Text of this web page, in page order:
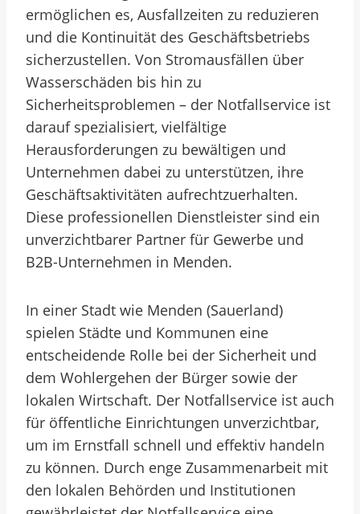
ermöglichen es, Ausfallzeiten zu reduzieren
und die Kontinuität des Geschäftsbetriebs
sicherzustellen. Von Stromausfällen über
Wasserschäden bis hin zu
Sicherheitsproblemen – der Notfallservice ist
darauf spezialisiert, vielfältige
Herausforderungen zu bewältigen und
Unternehmen dabei zu unterstützen, ihre
Geschäftsaktivitäten aufrechtzuerhalten.
Diese professionellen Dienstleister sind ein
unverzichtbarer Partner für Gewerbe und
B2B-Unternehmen in Menden.
In einer Stadt wie Menden (Sauerland)
spielen Städte und Kommunen eine
entscheidende Rolle bei der Sicherheit und
dem Wohlergehen der Bürger sowie der
lokalen Wirtschaft. Der Notfallservice ist auch
für öffentliche Einrichtungen unverzichtbar,
um im Ernstfall schnell und effektiv handeln
zu können. Durch enge Zusammenarbeit mit
den lokalen Behörden und Institutionen